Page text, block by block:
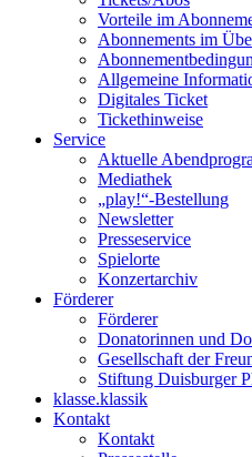
Vorteile im
Abonnements im
Allgemeine
Digitales Ticket
Ticket­hinweise
Service
Aktuelle
Mediathek
„play!“-Bestellung
Newsletter
Presseservice
Spielorte
Konzertarchiv
Förderer
Förderer
Donatorinnen und
Gesellschaft der
Stiftung Duisburger
klasse.klassik
Kontakt
Kontakt